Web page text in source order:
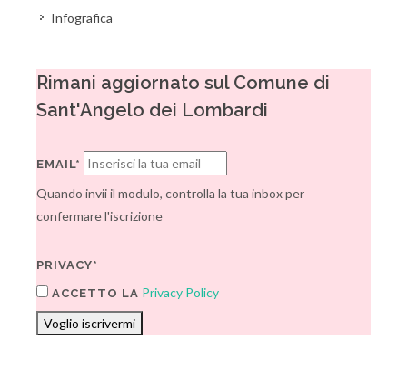
Infografica
Rimani aggiornato sul Comune di
Sant'Angelo dei Lombardi
EMAIL*
Quando invii il modulo, controlla la tua inbox per
confermare l'iscrizione
PRIVACY*
ACCETTO LA Privacy Policy
Voglio iscrivermi